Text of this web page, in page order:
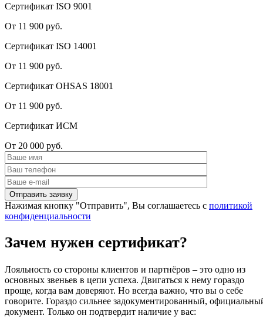
Сертификат ISO 9001
От 11 900 руб.
Сертификат ISO 14001
От 11 900 руб.
Сертификат OHSAS 18001
От 11 900 руб.
Сертификат ИСМ
От 20 000 руб.
Нажимая кнопку "Отправить", Вы соглашаетесь с политикой
конфиденциальности
Зачем нужен сертификат?
Лояльность со стороны клиентов и партнёров – это одно из
основных звеньев в цепи успеха. Двигаться к нему гораздо
проще, когда вам доверяют. Но всегда важно, что вы о себе
говорите. Гораздо сильнее задокументированный,
документ. Только он подтвердит наличие у вас: